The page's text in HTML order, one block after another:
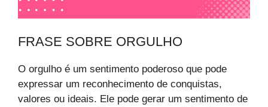
FRASE SOBRE ORGULHO​
O orgulho é um sentimento poderoso que pode
expressar um reconhecimento de conquistas,
valores ou ideais. Ele pode gerar um sentimento de